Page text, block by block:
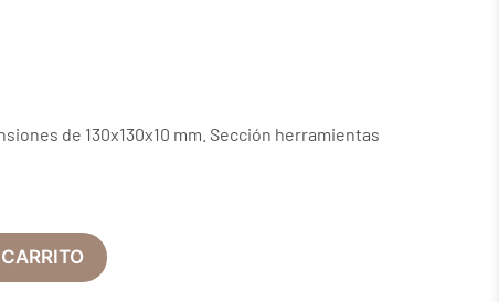
de 130x130x10 mm. Sección herramientas